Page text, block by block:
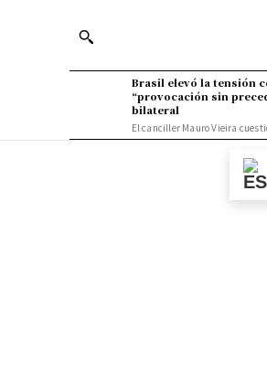
Brasil elevó la tensión
“provocación sin
bilateral
El canciller Mauro Vieira